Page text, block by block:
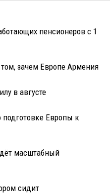
пенсионеров с 1
зачем Европе Армения
в августе
Европы к
масштабный
сидит